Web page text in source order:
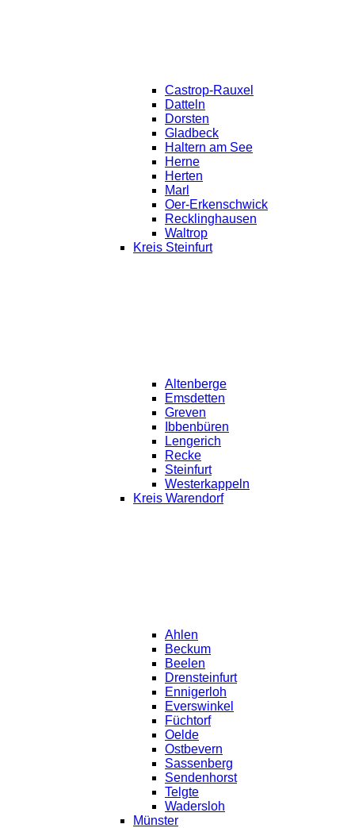
Castrop-Rauxel
Datteln
Dorsten
Gladbeck
Haltern am See
Herne
Herten
Marl
Oer-Erkenschwick
Recklinghausen
Waltrop
Kreis Steinfurt
Altenberge
Emsdetten
Greven
Ibbenbüren
Lengerich
Recke
Steinfurt
Westerkappeln
Kreis Warendorf
Ahlen
Beckum
Beelen
Drensteinfurt
Ennigerloh
Everswinkel
Füchtorf
Oelde
Ostbevern
Sassenberg
Sendenhorst
Telgte
Wadersloh
Münster